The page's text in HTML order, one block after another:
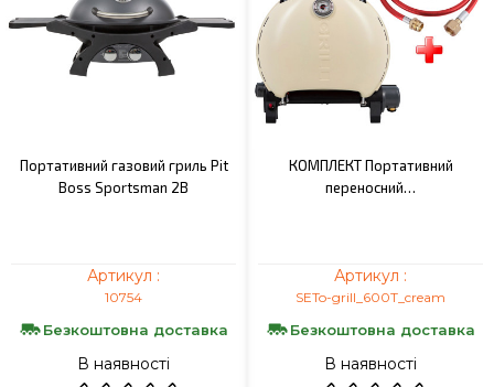
Портативний газовий гриль Pit
Boss Sportsman 2B
Артикул :
10754
Безкоштовна доставка
В наявності
КОМПЛЕКТ Портативний
переносний…
Артикул :
SETo-grill_600T_cream
Безкоштовна доставка
В наявності